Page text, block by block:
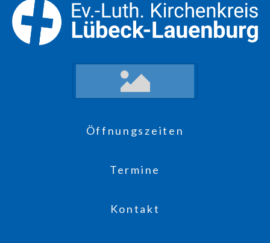
Öffnungszeiten
Termine
Kontakt